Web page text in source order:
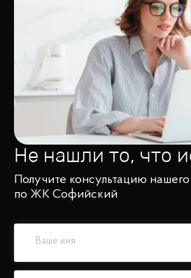
Не нашли то, что
Получите консультацию нашего
по ЖК Софийский